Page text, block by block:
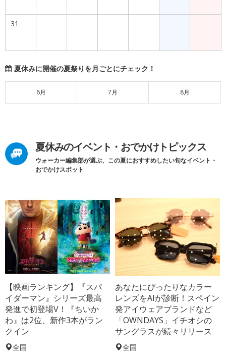
31
夏休みに開催の夏祭りを月ごとにチェック！
6月 7月 8月
夏休みのイベント・おでかけトピックス
ウォーカー編集部が選ぶ、この夏におすすめしたい旬なイベント・
おでかけスポット
【映画ランキング】『スパ
イダーマン』シリーズ最高
発進で初登場V！『ちいか
わ』は2位、新作3本がラン
クイン
全国
あなたにぴったりなカラー
レンズをAIが診断！スペイン
発アイウェアブランドなど
「OWNDAYS」イチオシの
サングラスが続々リリース
全国